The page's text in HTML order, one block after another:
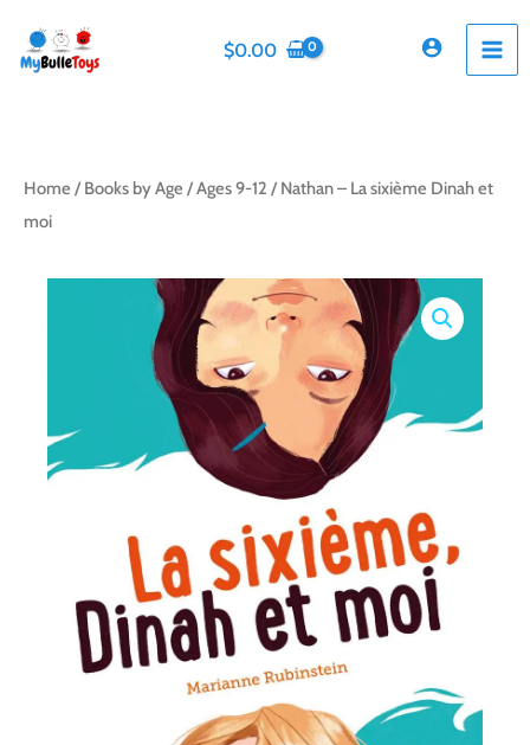
content
$0.00
Home / Books by Age /Ages 9-12 / Nathan – La sixième Dinah et
moi